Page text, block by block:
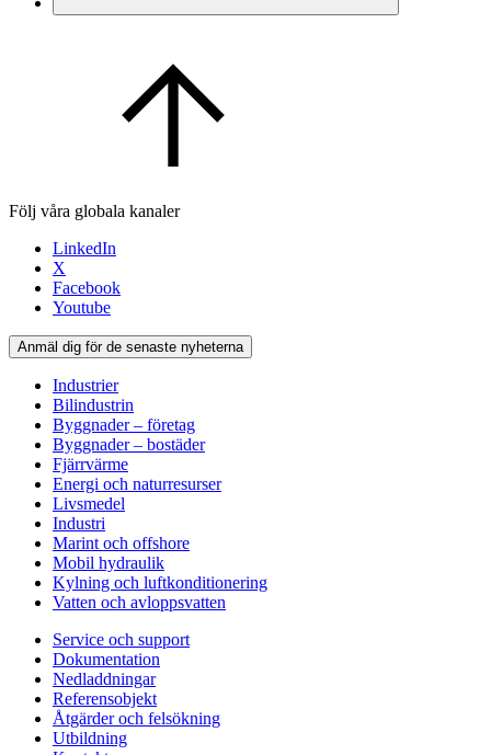
Följ våra globala kanaler
LinkedIn
X
Facebook
Youtube
Anmäl dig för de senaste nyheterna
Industrier
Bilindustrin
Byggnader – företag
Byggnader – bostäder
Fjärrvärme
Energi och naturresurser
Livsmedel
Industri
Marint och offshore
Mobil hydraulik
Kylning och luftkonditionering
Vatten och avloppsvatten
Service och support
Dokumentation
Nedladdningar
Referensobjekt
Åtgärder och felsökning
Utbildning